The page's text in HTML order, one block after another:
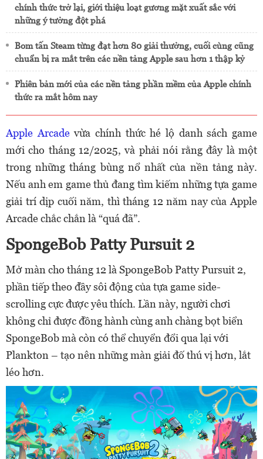
chính thức trở lại, giới thiệu loạt gương mặt xuất sắc với
những ý tưởng đột phá
Bom tấn Steam từng đạt hơn 80 giải thưởng, cuối cùng cũng
chuẩn bị ra mắt trên các nền tảng Apple sau hơn 1 thập kỷ
Phiên bản mới của các nền tảng phần mềm của Apple chính
thức ra mắt hôm nay
Apple Arcadevừa chính thức hé lộ danh sách game
mới cho tháng 12/2025, và phải nói rằng đây là một
trong những tháng bùng nổ nhất của nền tảng này.
Nếu anh em game thủ đang tìm kiếm những tựa game
giải trí dịp cuối năm, thì tháng 12 năm nay của Apple
Arcade chắc chắn là “quá đã”.
SpongeBob Patty Pursuit 2
Mở màn cho tháng 12 là SpongeBob Patty Pursuit 2,
phần tiếp theo đầy sôi động của tựa game side-
scrolling cực được yêu thích. Lần này, người chơi
không chỉ được đồng hành cùng anh chàng bọt biển
SpongeBob mà còn có thể chuyển đổi qua lại với
Plankton – tạo nên những màn giải đố thú vị hơn, lắt
léo hơn.